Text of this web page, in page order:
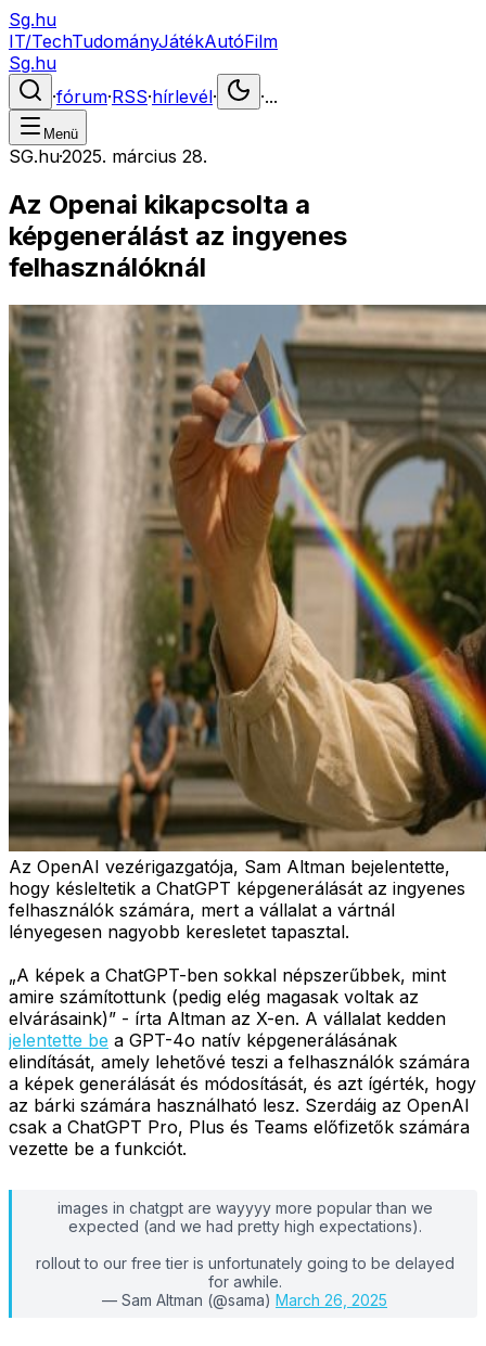
Sg.hu
IT/TechTudományJátékAutóFilm
Sg.hu
·fórum·RSS·hírlevél· ·...
Menü
SG.hu·2025. március 28.
Az Openai kikapcsolta a
képgenerálást az ingyenes
felhasználóknál
Az OpenAI vezérigazgatója, Sam Altman bejelentette,
hogy késleltetik a ChatGPT képgenerálását az ingyenes
felhasználók számára, mert a vállalat a vártnál
lényegesen nagyobb keresletet tapasztal.
„A képek a ChatGPT-ben sokkal népszerűbbek, mint
amire számítottunk (pedig elég magasak voltak az
elvárásaink)” - írta Altman az X-en. A vállalat kedden
jelentette be a GPT-4o natív képgenerálásának
elindítását, amely lehetővé teszi a felhasználók számára
a képek generálását és módosítását, és azt ígérték, hogy
az bárki számára használható lesz. Szerdáig az OpenAI
csak a ChatGPT Pro, Plus és Teams előfizetők számára
vezette be a funkciót.
images in chatgpt are wayyyy more popular than we
expected (and we had pretty high expectations).
rollout to our free tier is unfortunately going to be delayed
for awhile.
— Sam Altman (@sama) March 26, 2025